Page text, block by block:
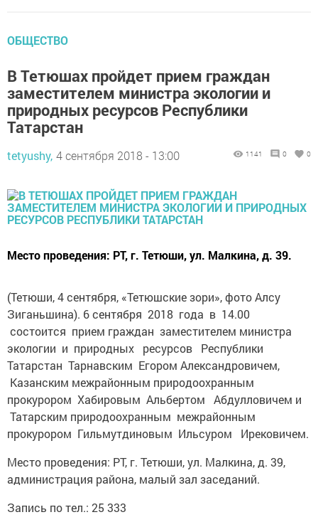
ОБЩЕСТВО
В Тетюшах пройдет прием граждан
заместителем министра экологии и
природных ресурсов Республики
Татарстан
tetyushy, 4 сентября 2018 - 13:00 1141 0 0
Место проведения: РТ, г. Тетюши, ул. Малкина, д. 39.
(Тетюши, 4 сентября, «Тетюшские зори», фото Алсу
Зиганьшина). 6 сентября 2018 года в 14.00
состоится прием граждан заместителем министра
экологии и природных ресурсов Республики
Татарстан Тарнавским Егором Александровичем,
Казанским межрайонным природоохранным
прокурором Хабировым Альбертом Абдулловичем и
Татарским природоохранным межрайонным
прокурором Гильмутдиновым Ильсуром Ирековичем.
Место проведения: РТ, г. Тетюши, ул. Малкина, д. 39,
администрация района, малый зал заседаний.
Запись по тел.: 25 333